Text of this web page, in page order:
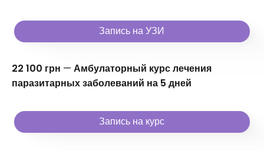
Запись на УЗИ
22 100 грн — Амбулаторный курс лечения
паразитарных заболеваний на 5 дней
Запись на курс